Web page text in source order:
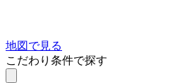
地図で見る
こだわり条件で探す